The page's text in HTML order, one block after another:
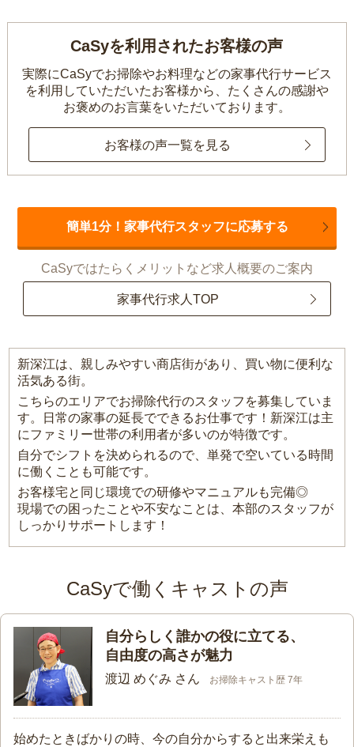
CaSyを利用されたお客様の声
実際にCaSyでお掃除やお料理などの家事代行サービス
を利用していただいたお客様から、 たくさんの感謝や
お褒めのお言葉をいただいております。
お客様の声一覧を見る
簡単1分！家事代行スタッフに応募する
CaSyではたらくメリットなど求人概要のご案内
家事代行求人TOP
新深江は、親しみやすい商店街があり、買い物に便利な
活気ある街。
こちらのエリアでお掃除代行のスタッフを募集していま
す。日常の家事の延長でできるお仕事です！新深江は主
にファミリー世帯の利用者が多いのが特徴です。
自分でシフトを決められるので、単発で空いている時間
に働くことも可能です。
お客様宅と同じ環境での研修やマニュアルも完備◎
現場での困ったことや不安なことは、本部のスタッフが
しっかりサポートします！
CaSyで働くキャストの声
自分らしく誰かの役に立てる、
自由度の高さが魅力
渡辺 めぐみ さん お掃除キャスト歴 7年
始めたときばかりの時、今の自分からすると出来栄えも